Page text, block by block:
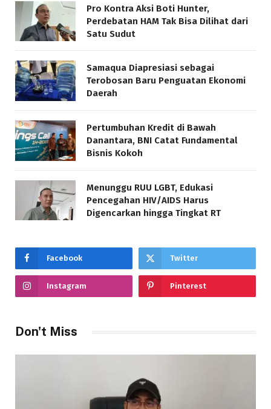
Pro Kontra Aksi Boti Hunter,
Perdebatan HAM Tak Bisa Dilihat dari
Satu Sudut
Samaqua Diapresiasi sebagai
Terobosan Baru Penguatan Ekonomi
Daerah
Pertumbuhan Kredit di Bawah
Danantara, BNI Catat Fundamental
Bisnis Kokoh
Menunggu RUU LGBT, Edukasi
Pencegahan HIV/AIDS Harus
Digencarkan hingga Tingkat RT
Facebook Twitter
Instagram Pinterest
Don't Miss